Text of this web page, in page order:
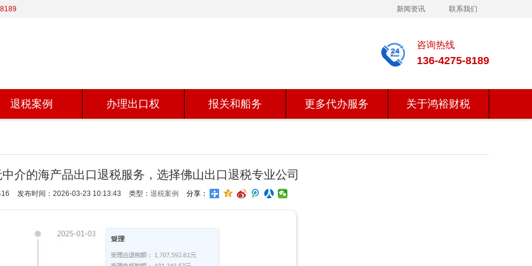
新闻资讯 联系我们
咨询热线
136-4275-8189
退税案例 办理出口权 报关和船务 更多代办服务 关于鸿裕财税
介的海产品出口退税服务，选择佛山出口退税专业公司
发布时间：2026-03-23 10:13:43 类型： 退税案例 分享：